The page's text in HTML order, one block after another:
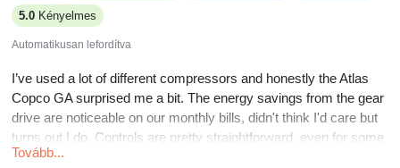
5.0 Kényelmes
Automatikusan lefordítva
I’ve used a lot of different compressors and honestly the Atlas
Copco GA surprised me a bit. The energy savings from the gear
drive are noticeable on our monthly bills, didn't think I'd care but
turns out I do. Controls are pretty straightforward, even for some
of the newer guys here. The built-in dryer is alright, but I
Tovább...